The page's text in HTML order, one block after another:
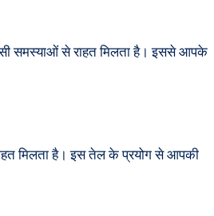
समस्याओं से राहत मिलता है। इससे आपके
मिलता है। इस तेल के प्रयोग से आपकी